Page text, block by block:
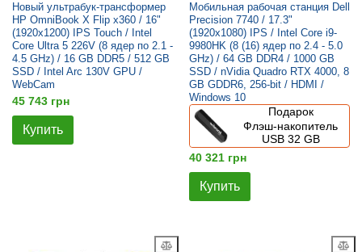
Новый ультрабук-трансформер
HP OmniBook X Flip x360 / 16"
(1920x1200) IPS Touch / Intel
Core Ultra 5 226V (8 ядер по 2.1 -
4.5 GHz) / 16 GB DDR5 / 512 GB
SSD / Intel Arc 130V GPU /
WebCam
45 743 грн
Купить
Мобильная рабочая станция Dell
Precision 7740 / 17.3"
(1920x1080) IPS / Intel Core i9-
9980HK (8 (16) ядер по 2.4 - 5.0
GHz) / 64 GB DDR4 / 1000 GB
SSD / nVidia Quadro RTX 4000, 8
GB GDDR6, 256-bit / HDMI /
Windows 10
Подарок
Флэш-накопитель
USB 32 GB
40 321 грн
Купить